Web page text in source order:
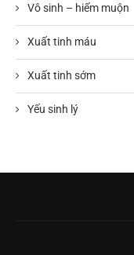
Vô sinh – hiếm muộn
Xuất tinh máu
Xuất tinh sớm
Yếu sinh lý